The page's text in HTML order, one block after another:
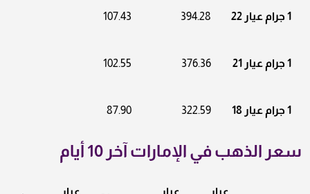
1 جرام عيار 22 394.28
107.43
1 جرام عيار 21 376.36
102.55
1 جرام عيار 18 322.59
87.90
سعر الذهب في الإمارات آخر 10 أيام
عيار
عيار
عيار